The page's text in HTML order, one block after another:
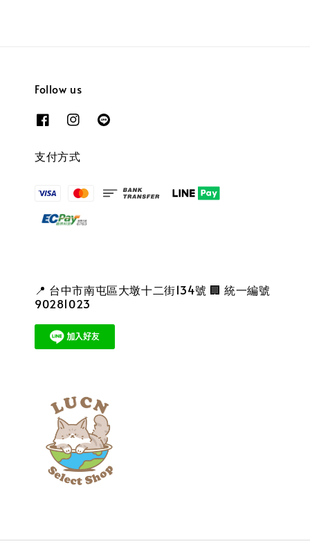
Follow us
支付方式
📍 台中市南屯區大墩十二街134號 🏢 統一編號
90281023